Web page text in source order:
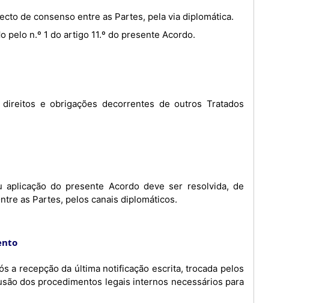
de consenso entre as Partes, pela via diplomática.
pelo n.º 1 do artigo 11.º do presente Acordo.
e obrigações decorrentes de outros Tratados
aplicação do presente Acordo deve ser resolvida, de
as Partes, pelos canais diplomáticos.
dos procedimentos legais internos necessários para